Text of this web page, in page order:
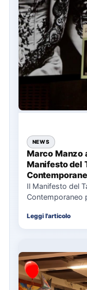
NEWS
Marco Manzo
Manifesto del
per il
Il Manifesto del
Contemporaneo
Leggi l'articolo